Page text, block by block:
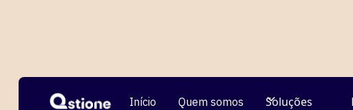
Início Quem somos Soluções